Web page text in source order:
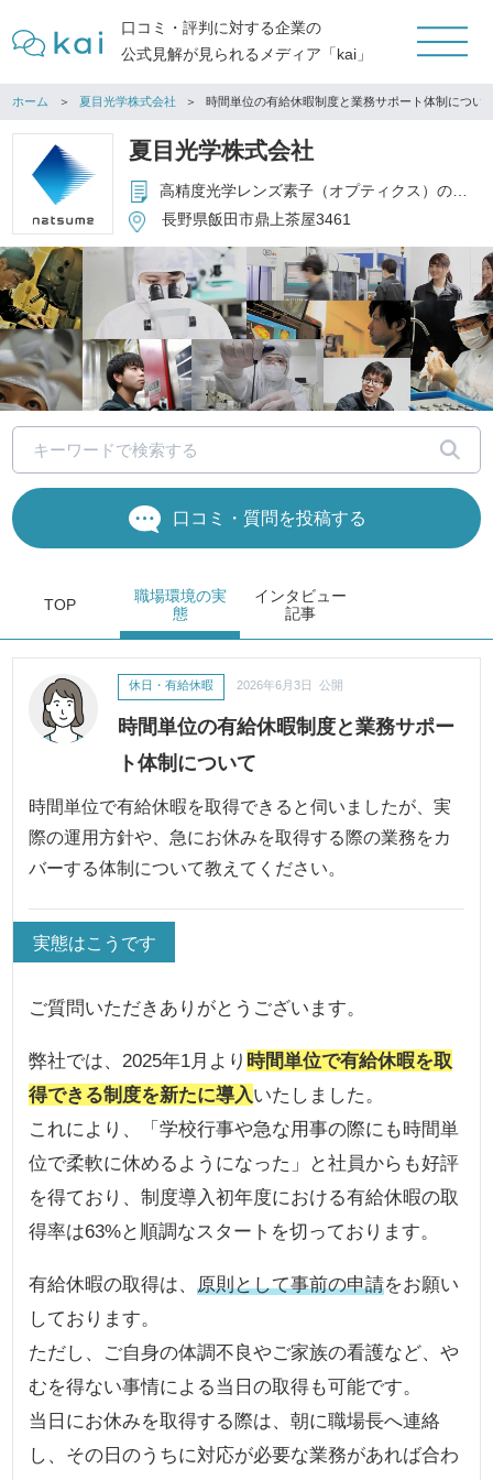
口コミ・評判に対する企業の
公式見解が見られるメディア「kai」
ホーム 夏目光学株式会社 時間単位の有給休暇制度と業務サポート体制につい
夏目光学株式会社
高精度光学レンズ素子（オプティクス）の開発・製造・販売、光学設計および光学ユニットの開発・製造・販売
長野県飯田市鼎上茶屋3461
口コミ・質問を投稿する
TOP
職場環境の実
態
インタビュー
記事
時間単位の有給休暇制度と業務サポー
ト体制について
休日・有給休暇 2026年6月3日 公開
時間単位で有給休暇を取得できると伺いましたが、実
際の運用方針や、急にお休みを取得する際の業務をカ
バーする体制について教えてください。
実態はこうです
ご質問いただきありがとうございます。
弊社では、2025年1月より 時間単位で有給休暇を取
得できる制度を新たに導入いたしました。
これにより、「学校行事や急な用事の際にも時間単
位で柔軟に休めるようになった」と社員からも好評
を得ており、制度導入初年度における有給休暇の取
得率は63%と順調なスタートを切っております。
有給休暇の取得は、原則として事前の申請をお願い
しております。
ただし、ご自身の体調不良やご家族の看護など、や
むを得ない事情による当日の取得も可能です。
当日にお休みを取得する際は、朝に職場長へ連絡
し、その日のうちに対応が必要な業務があれば合わ